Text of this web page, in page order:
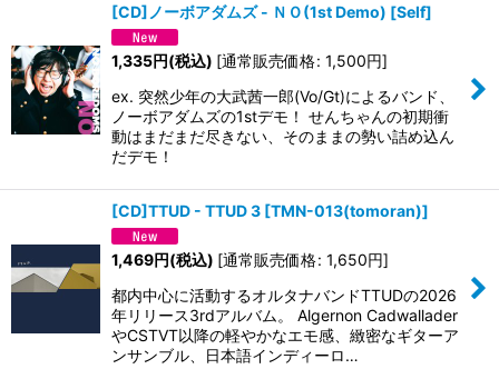
[CD]ノーボアダムズ - ＮＯ(1st Demo) [Self]
1,335円(税込) [通常販売価格: 1,500円]
ex. 突然少年の大武茜一郎(Vo/Gt)によるバンド、
ノーボアダムズの1stデモ！ せんちゃんの初期衝
動はまだまだ尽きない、そのままの勢い詰め込ん
だデモ！
[CD]TTUD - TTUD 3 [TMN-013(tomoran)]
1,469円(税込) [通常販売価格: 1,650円]
都内中心に活動するオルタナバンドTTUDの2026
年リリース3rdアルバム。 Algernon Cadwallader
やCSTVT以降の軽やかなエモ感、緻密なギターア
ンサンブル、日本語インディーロ…